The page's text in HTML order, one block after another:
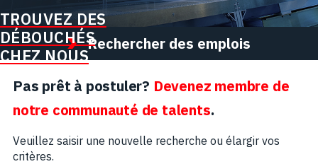
TROUVEZ DES
DÉBOUCHÉS
CHEZ NOUS
Rechercher des emplois
Pas prêt à postuler? Devenez membre de
notre communauté de talents.
Veuillez saisir une nouvelle recherche ou élargir vos
critères.